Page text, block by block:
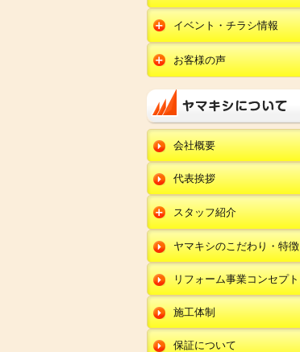
内装リフォーム
エクステリア
外壁塗装・外装工事
改装・内装リフォー
ム
修理・小工事
全面リフォーム
田鶴浜店
金沢野々市店
川北店
小松店
新加賀店
金津店
朝日店
羽咋店
金沢田上店
イベント・チラシ情報
田鶴浜店
金沢野々市店
小松店
新加賀店
金津店
朝日店
羽咋店
金沢田上店
お客様の声
キッチン
ユニットバス
トイレ
洗面化粧台
オール電化・給湯器
エクステリア
外壁塗装・外壁工事
改装・内装リフォー
ム
修理・小工事
全面リフォーム
会社概要
代表挨拶
スタッフ紹介
本部
田鶴浜店
金沢野々市店
川北店
小松店
ヤマキシのこだわり・特徴
リフォーム事業コンセプト
施工体制
保証について